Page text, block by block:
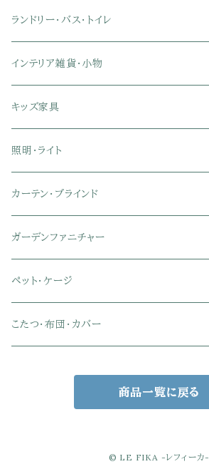
幅121～150cmテレビ台
幅151～180cmテレビ台
キッチン家電
2段ベッド
折りたたみベッド
ソファベッド
マットレス
セミシングル
シングル
セミシングル
シングル
セミダブル
ダブル
布団カバー・敷きパッド
ひんやりマット（冷却マット）
こたつ布団
シングル
セミダブル
ダブル
クイーン
キング
4人用ダイニングテーブルセット
6人用ダイニングテーブルセット
木製ダイニング
スチール脚ダイニング
ガラステーブル
カウンターテーブル
伸縮式テーブル
収納付きデスク
キーボードスライダー付きデスク
学習机
ツインデスク
デスクセット
サイドワゴン・チェスト
木製デスク
ガラスデスク
幅101～120cmデスク
幅121～160cmデスク
オフィスチェア
リクライニングチェア
ハイバックオフィスチェア
メッシュオフィスチェア
リビングチェア
スツール・オットマン
学習椅子
ファブリックチェア
革・レザー・合皮チェア
スチール脚チェア
木脚チェア
オフィスチェア
オフィスデスク
オフィス収納
オフィス雑貨
オフィス家電
ランドリー・バス・トイレ
ランドリーラック
タオルハンガー
洗濯カゴ・ワゴン
物干しスタンド
トイレ用品
トイレットペーパーホルダー
バス用品・バスマット
インテリア雑貨・小物
タオル
食器・食器スタンド
キャニスター・ディスペンサー
コーヒーサーバー
エコバッグ
玄関小物・傘
キッズ家具
絵本ラック・本棚
ラック・ランドセルラック
おもちゃ・キッズ収納
学習机・学習椅子
チェア・ベビーチェア・ソファ
その他のキッズ家具
照明・ライト
シーリングライト
シーリングファンライト
ペンダントライト
スポットライト
カーテン・ブラインド
ドレープカーテン
レースカーテン
カーテンセット
ガーデンファニチャー
ガーデンフェンス・アーチ
ガーデンテーブル・チェア・ベンチ
サンシェード・日よけ
ペット・ケージ
ケージ
こたつ・布団・カバー
商品一覧に戻る
© LE FIKA -レフィーカ-